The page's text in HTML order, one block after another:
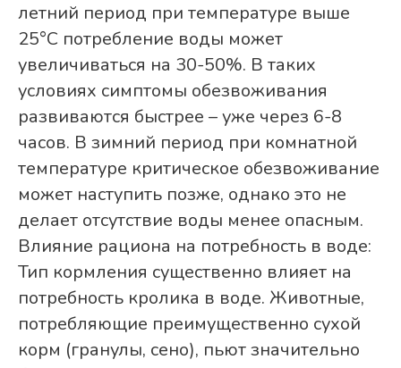
летний период при температуре выше
25°C потребление воды может
увеличиваться на 30-50%. В таких
условиях симптомы обезвоживания
развиваются быстрее – уже через 6-8
часов. В зимний период при комнатной
температуре критическое обезвоживание
может наступить позже, однако это не
делает отсутствие воды менее опасным.
Влияние рациона на потребность в воде:
Тип кормления существенно влияет на
потребность кролика в воде. Животные,
потребляющие преимущественно сухой
корм (гранулы, сено), пьют значительно